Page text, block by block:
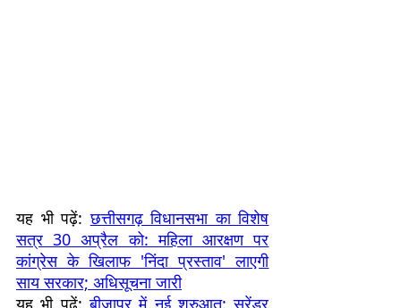
यह भी पढ़ें: छत्तीसगढ़ विधानसभा का विशेष
सत्र 30 अप्रैल को: महिला आरक्षण पर
कांग्रेस के खिलाफ 'निंदा प्रस्ताव' लाएगी
साय सरकार; अधिसूचना जारी